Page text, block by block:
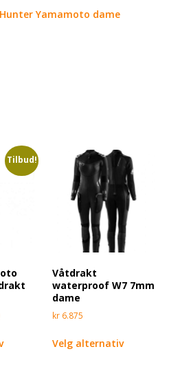
Hunter Yamamoto dame
Tilbud!
Våtdrakt
waterproof W7 7mm
dame
kr6.875
Velg alternativ